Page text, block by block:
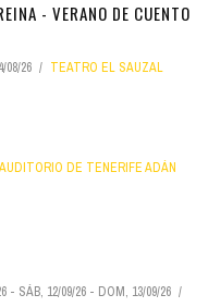
- VERANO DE CUENTO
08/26 TEATRO EL SAUZAL
AUDITORIO DE TENERIFE ADÁN
- SÁB, 12/09/26 - DOM, 13/09/26